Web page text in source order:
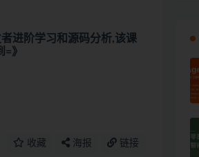
进阶学习和源码分析,该课
》
收藏 海报 链接